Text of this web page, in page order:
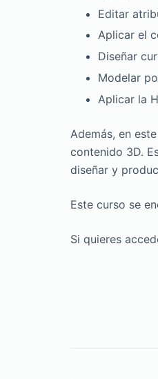
Editar
Aplicar el
Diseñar
Modelar
Aplicar la
Además, en
contenido 3D.
diseñar y
Este curso se
Si quieres